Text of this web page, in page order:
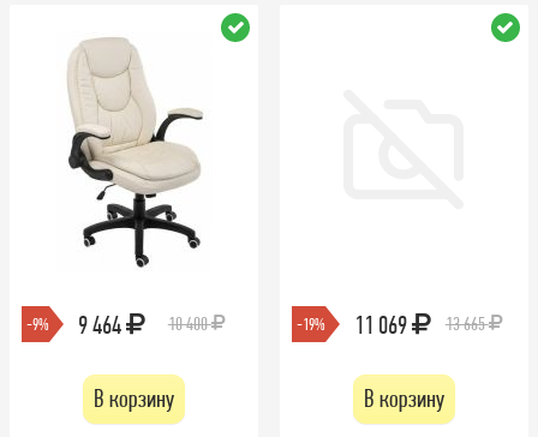
-9% 9 464 10 400
В корзину
-19% 11 069 13 665
В корзину